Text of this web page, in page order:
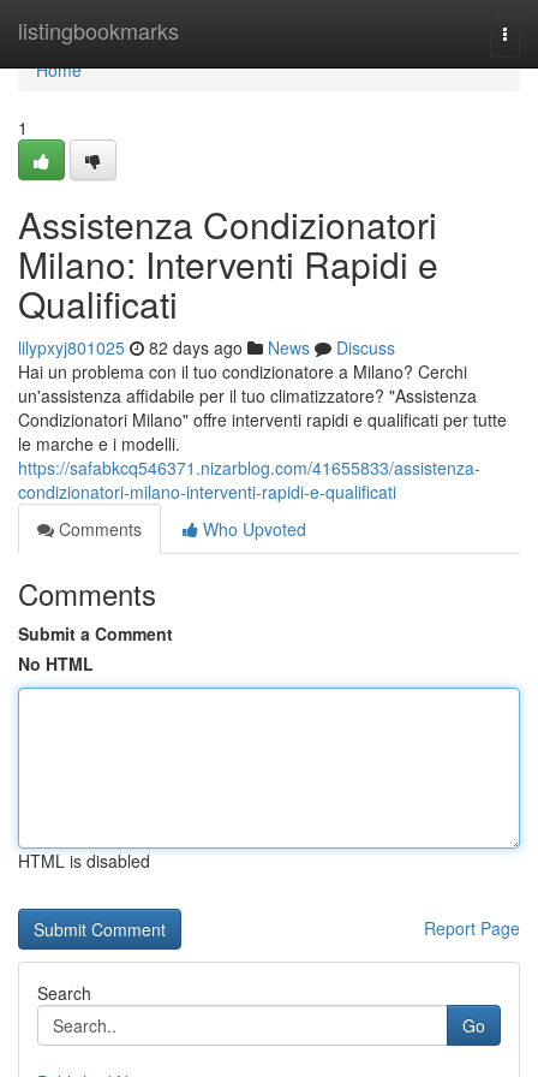
listingbookmarks
Home
Home
1
Assistenza Condizionatori
Milano: Interventi Rapidi e
Qualificati
lilypxyj801025 82 days ago News
Discuss
Hai un problema con il tuo condizionatore a Milano? Cerchi
un'assistenza affidabile per il tuo climatizzatore? "Assistenza
Condizionatori Milano" offre interventi rapidi e qualificati per tutte
le marche e i modelli.
https://safabkcq546371.nizarblog.com/41655833/assistenza-
condizionatori-milano-interventi-rapidi-e-qualificati
Comments
Who Upvoted
Comments
Submit a Comment
No HTML
HTML is disabled
Report Page
Search
Go